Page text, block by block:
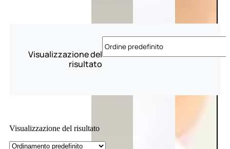
Visualizzazione del
risultato
Visualizzazione del risultato